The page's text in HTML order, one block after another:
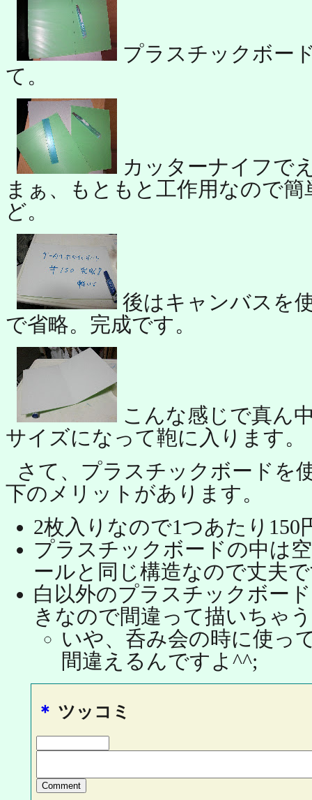
プラスチックボー
て。
カッターナイフで
まぁ、もともと工作用なので
ど。
後はキャンバスを
で省略。完成です。
こんな感じで真ん
サイズになって鞄に入ります。
さて、プラスチックボードを
下のメリットがあります。
2枚入りなので1つあたり150
プラスチックボードの中は
ールと同じ構造なので丈夫
白以外のプラスチックボー
きなので間違って描いちゃ
いや、呑み会の時に使っ
間違えるんですよ^^;
＊ ツッコミ